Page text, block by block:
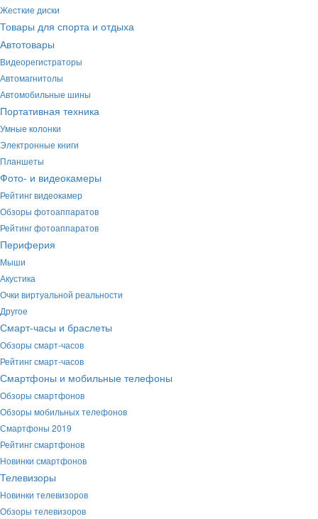
Жесткие диски
Товары для спорта и отдыха
Автотовары
Видеорегистраторы
Автомагнитолы
Автомобильные шины
Портативная техника
Умные колонки
Электронные книги
Планшеты
Фото- и видеокамеры
Рейтинг видеокамер
Обзоры фотоаппаратов
Рейтинг фотоаппаратов
Периферия
Мыши
Акустика
Очки виртуальной реальности
Другое
Смарт-часы и браслеты
Обзоры смарт-часов
Рейтинг смарт-часов
Смартфоны и мобильные телефоны
Обзоры смартфонов
Обзоры мобильных телефонов
Смартфоны 2019
Рейтинг смартфонов
Новинки смартфонов
Телевизоры
Новинки телевизоров
Обзоры телевизоров